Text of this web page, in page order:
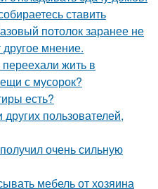
ставить
потолок заранее не
другое мнение.
жить в
с мусорок?
есть?
пользователей,
очень сильную
мебель от хозяина